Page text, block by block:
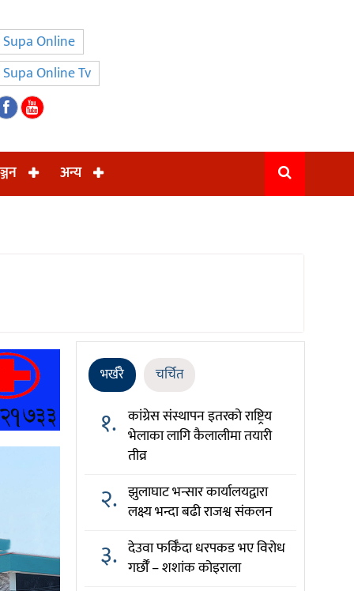
Supa Online
Supa Online Tv
अन्य
भर्खरै चर्चित
१. कांग्रेस संस्थापन इतरको राष्ट्रिय
भेलाका लागि कैलालीमा तयारी
तीव्र
२. झुलाघाट भन्सार कार्यालयद्वारा
लक्ष्य भन्दा बढी राजश्व संकलन
३. देउवा फर्किँदा धरपकड भए विरोध
गर्छौँं – शशांक कोइराला